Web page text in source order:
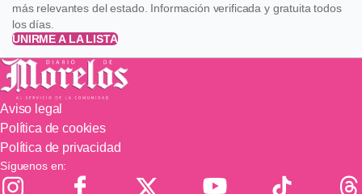
más relevantes del estado. Información verificada y gratuita todos
los días.
UNIRME A LA LISTA
Aviso legal
Política de cookies
Política de privacidad
Síguenos en: